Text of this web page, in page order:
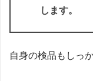
します。
自身の検品もしっ